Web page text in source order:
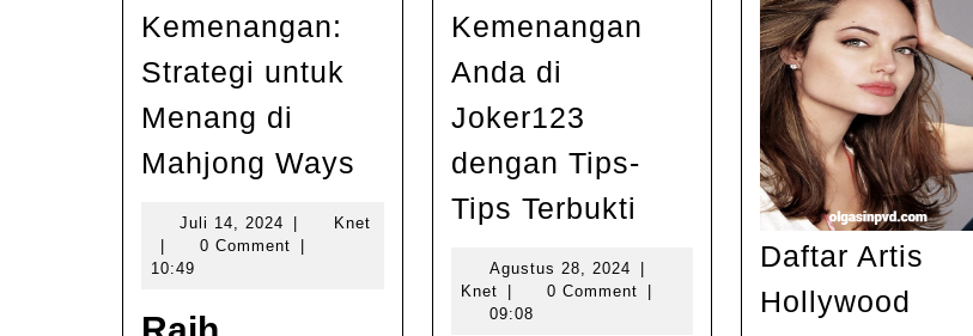
Kemenangan:
Strategi untuk
Menang di
Mahjong Ways
Kemenangan:
Strategi
Menang
Juli 14, 2024 Juli
14,
Knet
Knet
0 Comment
10:49
Kemenangan
Anda di
Joker123
dengan Tips-
Tips Terbukti Memaksimalkan
Kemenangan
Anda
di
Agustus 28, 2024Agustus
28,
KnetKnet 0 Comment
09:08
Daftar Artis
Hollywood